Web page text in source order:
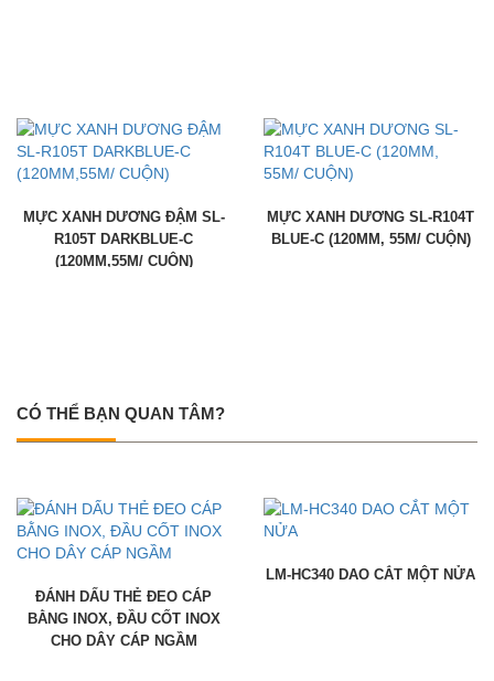
MỰC XANH DƯƠNG ĐẬM SL-
R105T DARKBLUE-C
(120MM,55M/ CUỘN)
MỰC XANH DƯƠNG SL-R104T
BLUE-C (120MM, 55M/ CUỘN)
CÓ THỂ BẠN QUAN TÂM?
ĐÁNH DẤU THẺ ĐEO CÁP
BẰNG INOX, ĐẦU CỐT INOX
CHO DÂY CÁP NGẦM
LM-HC340 DAO CẮT MỘT NỬA